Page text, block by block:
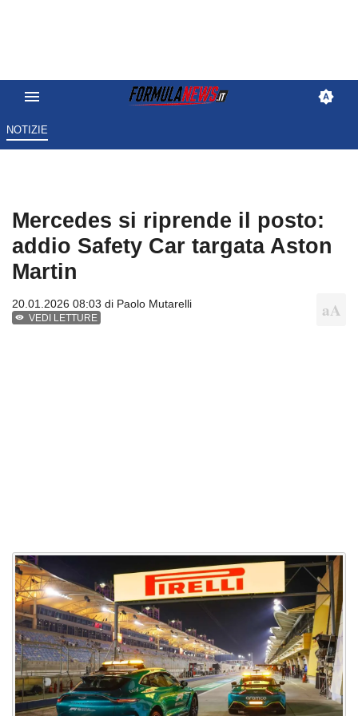
NOTIZIE
Mercedes si riprende il posto:
addio Safety Car targata Aston
Martin
20.01.2026 08:03 di Paolo Mutarelli
VEDI LETTURE